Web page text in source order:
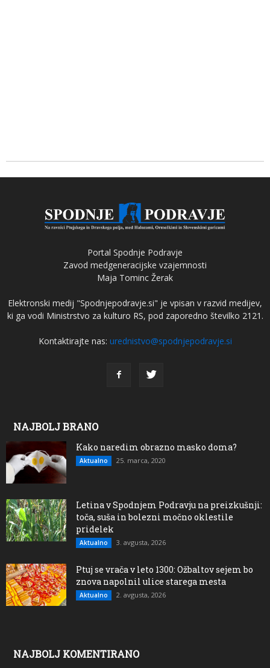
Portal Spodnje Podravje
Zavod medgeneracijske vzajemnosti
Maja Tominc Žerak
Elektronski medij "Spodnjepodravje.si" je vpisan v razvid medijev,
ki ga vodi Ministrstvo za kulturo RS, pod zaporedno številko 2121.
Kontaktirajte nas: urednistvo@spodnjepodravje.si
NAJBOLJ BRANO
Kako naredim obrazno masko doma?
Aktualno 25. marca, 2020
Letina v Spodnjem Podravju na preizkušnji:
toča, suša in bolezni močno oklestile
pridelek
Aktualno 3. avgusta, 2026
Ptuj se vrača v leto 1300: Ožbaltov sejem bo
znova napolnil ulice starega mesta
Aktualno 2. avgusta, 2026
NAJBOLJ KOMENTIRANO